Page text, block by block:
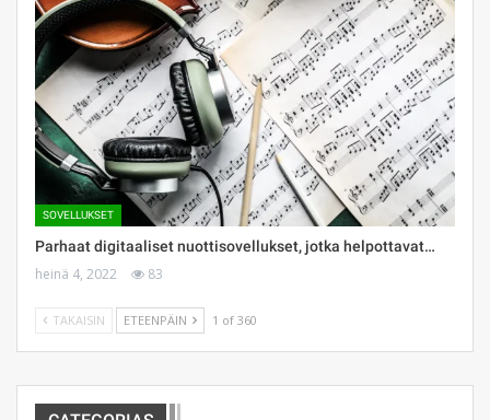
SOVELLUKSET
Parhaat digitaaliset nuottisovellukset, jotka helpottavat…
heinä 4, 2022 83
TAKAISIN ETEENPÄIN 1 of 360